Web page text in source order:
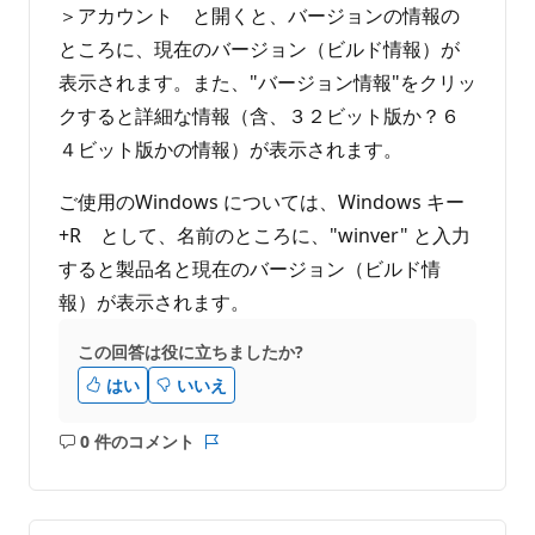
＞アカウント と開くと、バージョンの情報の
ところに、現在のバージョン（ビルド情報）が
表示されます。また、"バージョン情報"をクリッ
クすると詳細な情報（含、３２ビット版か？６
４ビット版かの情報）が表示されます。
ご使用のWindows については、Windows キー
+R として、名前のところに、"winver" と入力
すると製品名と現在のバージョン（ビルド情
報）が表示されます。
この回答は役に立ちましたか?
はい
いいえ
0 件のコメント
コ
ト
ト